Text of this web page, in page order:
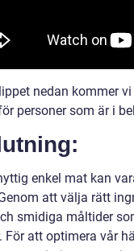
nedan kommer
personer som är i
enkel mat kan
att välja rätt
smidiga måltider
För att optimera vår